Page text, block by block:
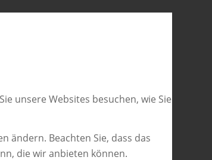
unsere Websites besuchen, wie Sie
ändern. Beachten Sie, dass das
die wir anbieten können.